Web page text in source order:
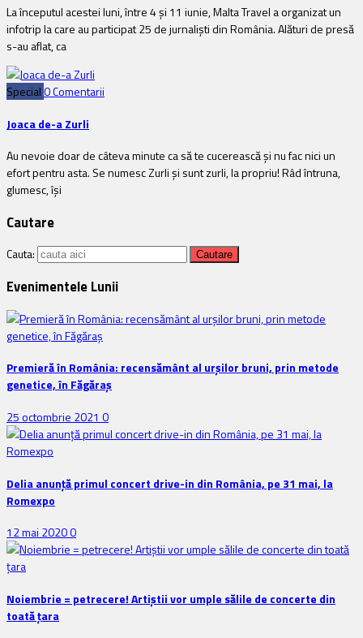
La începutul acestei luni, între 4 și 11 iunie, Malta Travel a organizat un
infotrip la care au participat 25 de jurnaliști din România. Alături de presă
s-au aflat, ca
Special0 Comentarii
Joaca de-a Zurli
Au nevoie doar de câteva minute ca să te cucerească și nu fac nici un
efort pentru asta. Se numesc Zurli și sunt zurli, la propriu! Râd întruna,
glumesc, își
Cautare
Cauta:
Evenimentele Lunii
Premieră în România: recensământ al urșilor bruni, prin metode
genetice, în Făgăraș
25 octombrie 2021 0
Delia anunţă primul concert drive-in din România, pe 31 mai, la
Romexpo
12 mai 20200
Noiembrie = petrecere! Artiștii vor umple sălile de concerte din
toată țara